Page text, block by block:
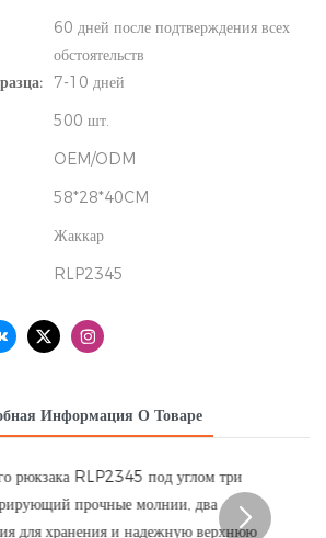
60 дней после подтверждения всех
обстоятельств
7-10 дней
500 шт.
OEM/ODM
58*28*40CM
Жаккар
RLP2345
Информация О Товаре